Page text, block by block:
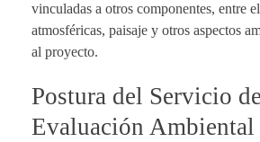
vinculadas a otros componentes, entre
atmosféricas, paisaje y otros aspectos
al proyecto.
Postura del Servicio de
Evaluación Ambiental